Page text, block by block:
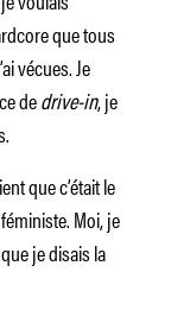
que tous
vécues. Je
dedrive-in, je
que c’était le
Moi, je
je disais la